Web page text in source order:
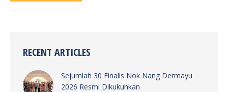
RECENT ARTICLES
Sejumlah 30 Finalis Nok Nang Dermayu
2026 Resmi Dikukuhkan